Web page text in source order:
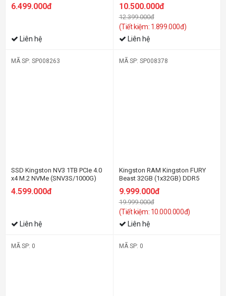
(SNV3S/2000G)
6.499.000đ
Liên hệ
10.500.000đ
12.399.000đ
(Tiết kiệm: 1.899.000đ)
Liên hệ
MÃ SP: SP008263
SSD Kingston NV3 1TB PCIe 4.0
x4 M.2 NVMe (SNV3S/1000G)
4.599.000đ
Liên hệ
MÃ SP: SP008378
Kingston RAM Kingston FURY
Beast 32GB (1x32GB) DDR5
6000Mhz (KF560C36BBE-32)
9.999.000đ
19.999.000đ
(Tiết kiệm: 10.000.000đ)
Liên hệ
MÃ SP: 0 MÃ SP: 0